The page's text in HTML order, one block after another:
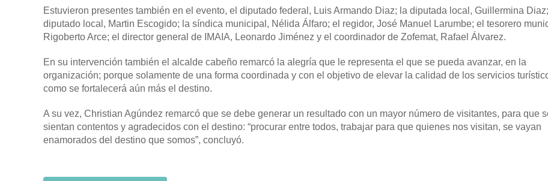
Estuvieron presentes también en el evento, el diputado federal, Luis Armando Diaz; la diputada local, Guillermina
diputado local, Martin Escogido; la síndica municipal, Nélida Álfaro; el regidor, José Manuel Larumbe; el tesorero
Rigoberto Arce; el director general de IMAIA, Leonardo Jiménez y el coordinador de Zofemat, Rafael Álvarez.
En su intervención también el alcalde cabeño remarcó la alegría que le representa el que se pueda avanzar, en la
organización; porque solamente de una forma coordinada y con el objetivo de elevar la calidad de los servicios
como se fortalecerá aún más el destino.
A su vez, Christian Agúndez remarcó que se debe generar un resultado con un mayor número de visitantes, para que
sientan contentos y agradecidos con el destino: “procurar entre todos, trabajar para que quienes nos visitan, se vayan
enamorados del destino que somos”, concluyó.